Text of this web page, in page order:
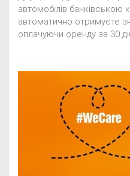
автомобілів банківською
автоматично отримуєте
оплачуючи оренду за 30